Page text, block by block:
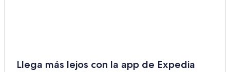
Llega más lejos con la app de Expedia